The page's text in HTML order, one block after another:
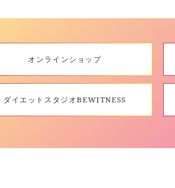
オンラインショップ
ダイエットスタジオBEWITNESS